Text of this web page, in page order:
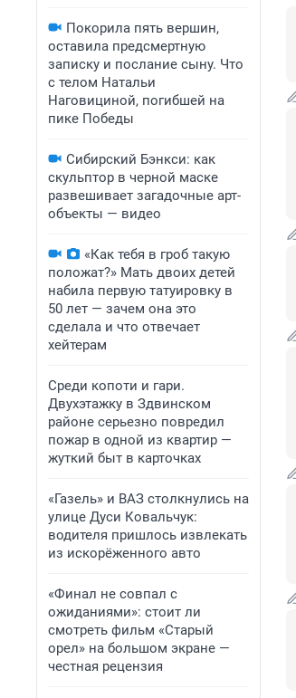
Покорила пять вершин,
оставила предсмертную
записку и послание сыну. Что
с телом Натальи
Наговициной, погибшей на
пике Победы
Сибирский Бэнкси: как
скульптор в черной маске
развешивает загадочные арт-
объекты — видео
«Как тебя в гроб такую
положат?» Мать двоих детей
набила первую татуировку в
50 лет — зачем она это
сделала и что отвечает
хейтерам
Среди копоти и гари.
Двухэтажку в Здвинском
районе серьезно повредил
пожар в одной из квартир —
жуткий быт в карточках
«Газель» и ВАЗ столкнулись на
улице Дуси Ковальчук:
водителя пришлось извлекать
из искорёженного авто
«Финал не совпал с
ожиданиями»: стоит ли
смотреть фильм «Старый
орел» на большом экране —
честная рецензия